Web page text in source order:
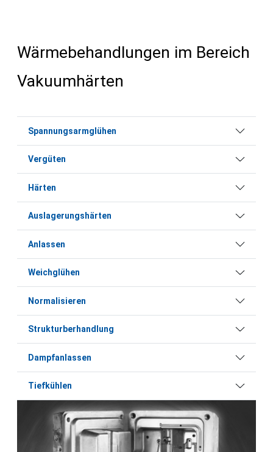
Wärmebehandlungen im Bereich
Vakuumhärten
Spannungsarmglühen
Vergüten
Härten
Auslagerungshärten
Anlassen
Weichglühen
Normalisieren
Strukturberhandlung
Dampfanlassen
Tiefkühlen